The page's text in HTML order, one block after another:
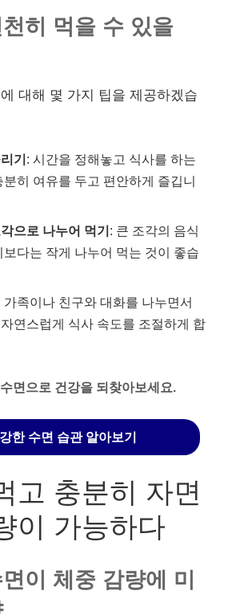
히 먹을 수 있을
대해 몇 가지 팁을 제공하겠습
기: 시간을 정해놓고 식사를 하는
분히 여유를 두고 편안하게 즐깁니
으로 나누어 먹기: 큰 조각의 음식
보다는 작게 나누어 먹는 것이 좋습
가족이나 친구와 대화를 나누면서
연스럽게 식사 속도를 조절하게 합
면으로 건강을 되찾아보세요.
한 수면 습관 알아보기
고 충분히 자면
이 가능하다
이 체중 감량에 미